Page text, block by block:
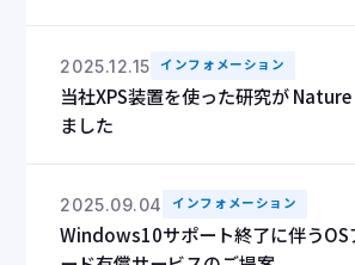
2025.12.15 インフォメーション
当社XPS装置を使った研究が
ました
2025.09.04 インフォメーション
Windows10サポート終了に伴うOS